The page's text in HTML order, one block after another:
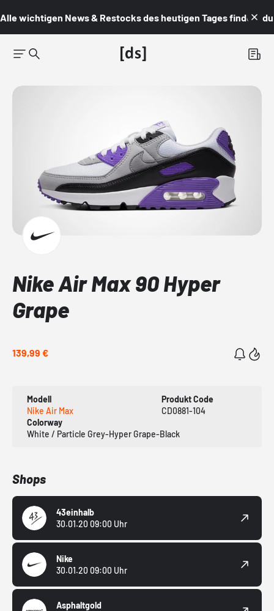
Alle wichtigen News & Restocks des heutigen Tages findest du
Nike Air Max 90 Hyper
Grape
139,99 €
Modell
Nike Air Max
Produkt Code
CD0881-104
Colorway
White / Particle Grey-Hyper Grape-Black
Shops
43einhalb
30.01.20 09:00 Uhr
Nike
30.01.20 09:00 Uhr
Asphaltgold